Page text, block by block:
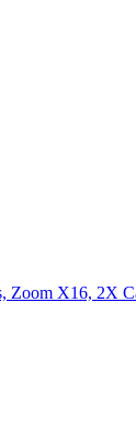
Zoom X16, 2X